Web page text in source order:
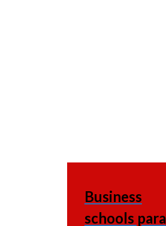
Business
schools para